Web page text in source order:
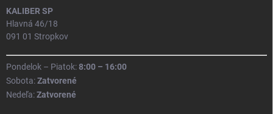
KALIBER SP
Hlavná 46/18
091 01 Stropkov
Pondelok – Piatok:8:00 – 16:00
Sobota:Zatvorené
Nedeľa:Zatvorené